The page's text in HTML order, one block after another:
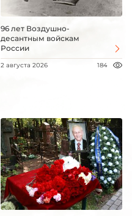
96 лет Воздушно-
десантным войскам
России
2 августа 2026 184